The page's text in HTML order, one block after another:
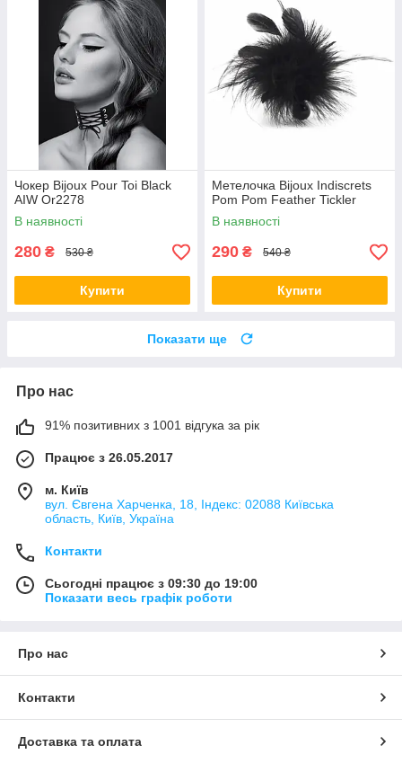
Чокер Bijoux Pour Toi Black
AIW Or2278
В наявності
280 ₴ 530 ₴
Купити
Метелочка Bijoux Indiscrets
Pom Pom Feather Tickler
В наявності
290 ₴ 540 ₴
Купити
Показати ще
Про нас
91% позитивних з 1001 відгука за рік
Працює з 26.05.2017
м. Київ
вул. Євгена Харченка, 18, Індекс: 02088 Київська
область, Київ, Україна
Контакти
Сьогодні працює з 09:30 до 19:00
Показати весь графік роботи
Про нас
Контакти
Доставка та оплата